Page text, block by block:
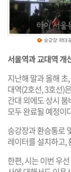
서울역과 교대역 개
지난해 말과 올해
대역(2호선, 3호선)
간대 외에도 상시
모두 완료될 예정이
승강장과 환승통로
레이터를 설치하고,
한편, 시는 이번 우